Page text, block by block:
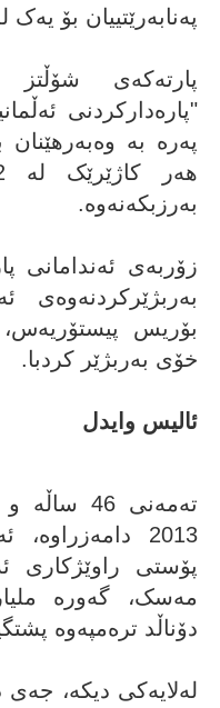
پەنابەرێتییان بۆ
پارتەکەی
"پارەدارکردنی
پەرە بە
بەرزبکەنەوە.
زۆربەی ئەندامانی
بەربژێرکردنەوەی
بۆریس پیستۆریەس،
خۆی بەربژێر کردبا.
ئالیس وایدل
2013
پۆستی راوێژکاری
مەسک، گەورە
دۆناڵد ترەمپەوە
لەلایەکی دیکە،